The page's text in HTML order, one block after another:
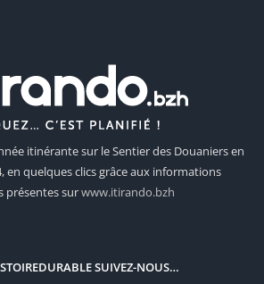
itinérante sur le Sentier des Douaniers en
en quelques clics grâce aux informations
présentes surwww.itirando.bzh
SUIVEZ-NOUS…